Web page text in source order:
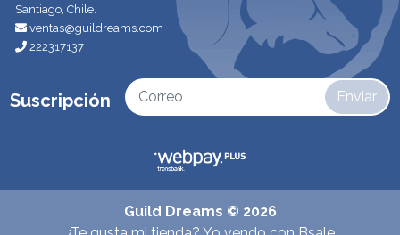
Santiago, Chile.
ventas@guildreams.com
222317137
Suscripción Enviar
Guild Dreams © 2026